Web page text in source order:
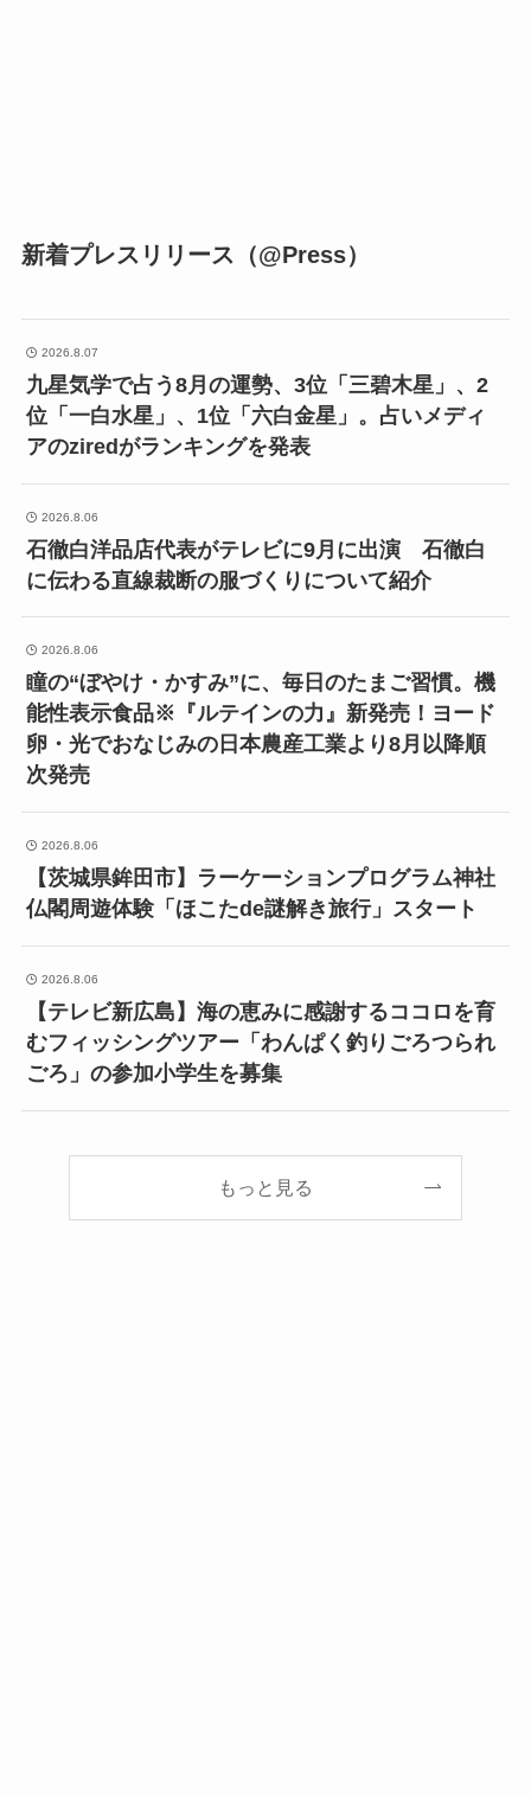
新着プレスリリース（@Press）
2026.8.07
九星気学で占う8月の運勢、3位「三碧木星」、2
位「一白水星」、1位「六白金星」。占いメディ
アのziredがランキングを発表
2026.8.06
石徹白洋品店代表がテレビに9月に出演 石徹白
に伝わる直線裁断の服づくりについて紹介
2026.8.06
瞳の“ぼやけ・かすみ”に、毎日のたまご習慣。機
能性表示食品※『ルテインの力』新発売！ヨード
卵・光でおなじみの日本農産工業より8月以降順
次発売
2026.8.06
【茨城県鉾田市】ラーケーションプログラム神社
仏閣周遊体験「ほこたde謎解き旅行」スタート
2026.8.06
【テレビ新広島】海の恵みに感謝するココロを育
むフィッシングツアー「わんぱく釣りごろつられ
ごろ」の参加小学生を募集
もっと見る